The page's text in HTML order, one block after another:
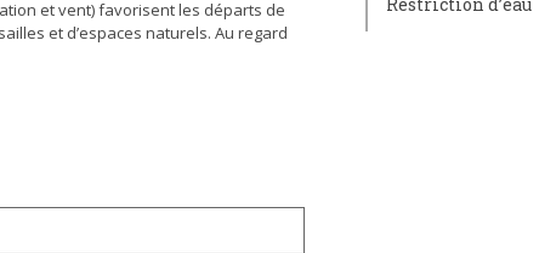
et vent) favorisent les départs de
et d’espaces naturels. Au regard
Restriction d’eau